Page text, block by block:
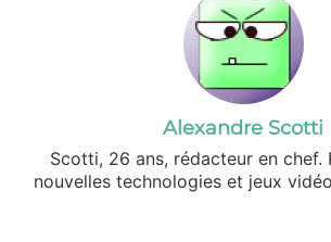
Alexandre Scotti
Scotti, 26 ans, rédacteur en chef.
nouvelles technologies et jeux